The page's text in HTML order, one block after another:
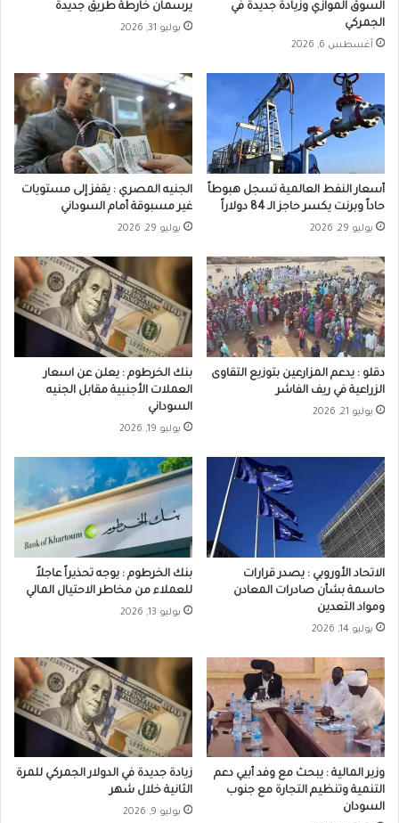
السوق الموازي وزيادة جديدة في
الجمركي
أغسطس 6, 2026
يرسمان خارطة طريق جديدة
يوليو 31, 2026
أسعار النفط العالمية تسجل هبوطاً
حاداً وبرنت يكسر حاجز الـ 84 دولاراً
يوليو 29, 2026
الجنيه المصري : يقفز إلى مستويات
غير مسبوقة أمام السوداني
يوليو 29, 2026
دقلو : يدعم المزارعين بتوزيع التقاوى
الزراعية في ريف الفاشر
يوليو 21, 2026
بنك الخرطوم : يعلن عن اسعار
العملات الأجنبية مقابل الجنيه
السوداني
يوليو 19, 2026
الاتحاد الأوروبي : يصدر قرارات
حاسمة بشأن صادرات المعادن
ومواد التعدين
يوليو 14, 2026
بنك الخرطوم : يوجه تحذيراً عاجلاً
للعملاء من مخاطر الاحتيال المالي
يوليو 13, 2026
وزير المالية : يبحث مع وفد أبيي دعم
التنمية وتنظيم التجارة مع جنوب
السودان
زيادة جديدة في الدولار الجمركي للمرة
الثانية خلال شهر
يوليو 9, 2026